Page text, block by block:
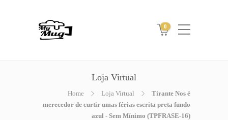
0
Loja Virtual
Home Loja Virtual
Tirante Nos é
merecedor de curtir umas férias escrita preta fundo
azul - Sem Mínimo (TPFRASE-16)